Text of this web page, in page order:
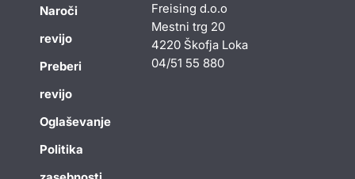
Naroči
revijo
Preberi
revijo
Oglaševanje
Politika
Freising d.o.o
Mestni trg 20
4220 Škofja Loka
04/51 55 880